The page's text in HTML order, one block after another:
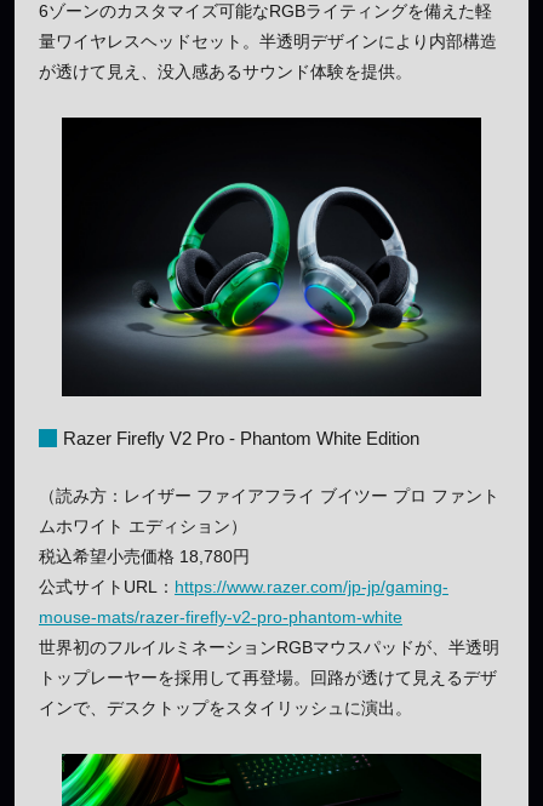
6ゾーンのカスタマイズ可能なRGBライティングを備えた軽
量ワイヤレスヘッドセット。半透明デザインにより内部構造
が透けて見え、没入感あるサウンド体験を提供。
Razer Firefly V2 Pro - Phantom White Edition
（読み方：レイザー ファイアフライ ブイツー プロ ファント
ムホワイト エディション）
税込希望小売価格 18,780円
公式サイトURL： https://www.razer.com/jp-jp/gaming-
mouse-mats/razer-firefly-v2-pro-phantom-white
世界初のフルイルミネーションRGBマウスパッドが、半透明
トップレーヤーを採用して再登場。回路が透けて見えるデザ
インで、デスクトップをスタイリッシュに演出。